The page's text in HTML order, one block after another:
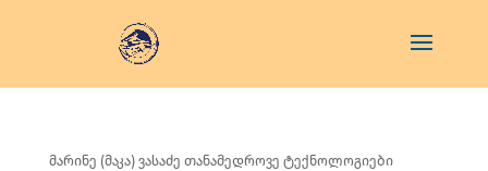
მარინე (მაკა) ვასაძე თანამედროვე ტექნოლოგიები